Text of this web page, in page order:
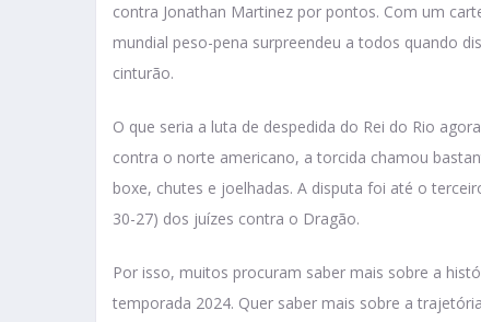
contra Jonathan Martinez por pontos. Com um
mundial peso-pena surpreendeu a todos quando
cinturão.
O que seria a luta de despedida do Rei do Rio
contra o norte americano, a torcida chamou
boxe, chutes e joelhadas. A disputa foi até o
30-27) dos juízes contra o Dragão.
Por isso, muitos procuram saber mais sobre a
temporada 2024. Quer saber mais sobre a